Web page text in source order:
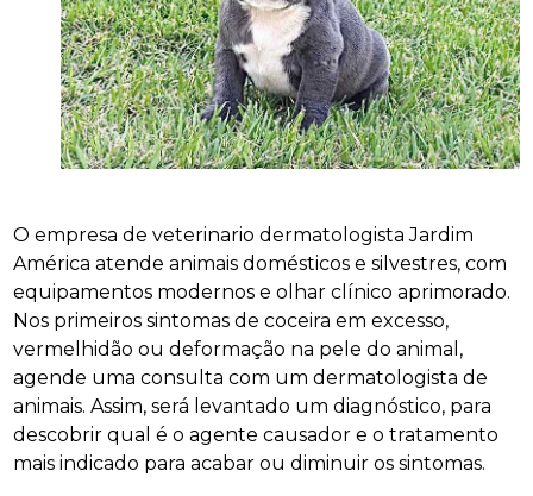
O empresa de veterinario dermatologista Jardim
América atende animais domésticos e silvestres, com
equipamentos modernos e olhar clínico aprimorado.
Nos primeiros sintomas de coceira em excesso,
vermelhidão ou deformação na pele do animal,
agende uma consulta com um dermatologista de
animais. Assim, será levantado um diagnóstico, para
descobrir qual é o agente causador e o tratamento
mais indicado para acabar ou diminuir os sintomas.